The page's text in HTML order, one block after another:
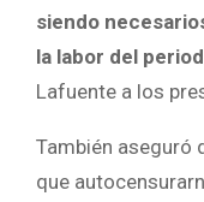
siendo
la labor del
Lafuente a los
También aseguró
que